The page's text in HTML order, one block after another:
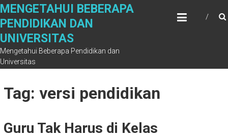
Skip
content
MENGETAHUI BEBERAPA
PENDIDIKAN DAN
UNIVERSITAS
Mengetahui Beberapa Pendidikan dan
Universitas
Tag: versi pendidikan
Guru Tak Harus di Kelas